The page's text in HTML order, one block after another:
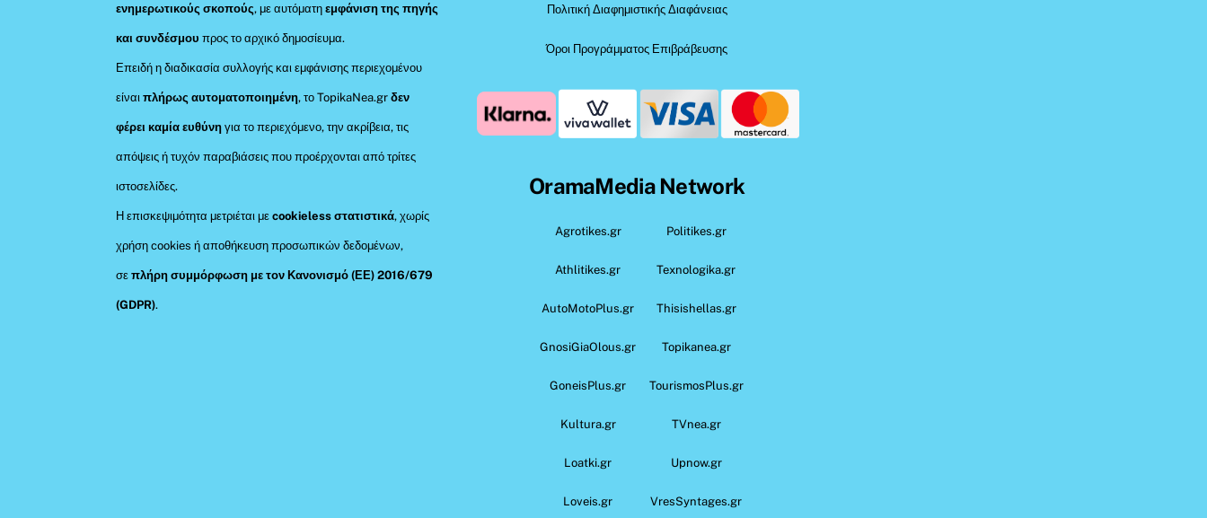
ενημερωτικούς σκοπούς, με αυτόματηεμφάνιση της πηγής
και συνδέσμου προς το αρχικό δημοσίευμα.
Επειδή η διαδικασία συλλογής και εμφάνισης περιεχομένου
είναιπλήρως αυτοματοποιημένη, το TopikaNea.grδεν
φέρει καμία ευθύνη για το περιεχόμενο, την ακρίβεια, τις
απόψεις ή τυχόν παραβιάσεις που προέρχονται από τρίτες
ιστοσελίδες.
Η επισκεψιμότητα μετριέται μεcookieless στατιστικά, χωρίς
χρήση cookies ή αποθήκευση προσωπικών δεδομένων,
σεπλήρη συμμόρφωση με τον Κανονισμό (ΕΕ) 2016/679
(GDPR).
Πολιτική Διαφημιστικής Διαφάνειας
Όροι Προγράμματος Επιβράβευσης
OramaMedia Network
Agrotikes.gr Politikes.gr
Athlitikes.gr Texnologika.gr
AutoMotoPlus.gr Thisishellas.gr
GnosiGiaOlous.gr Topikanea.gr
GoneisPlus.gr TourismosPlus.gr
Kultura.gr TVnea.gr
Loatki.gr Upnow.gr
Loveis.gr VresSyntages.gr